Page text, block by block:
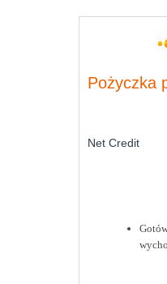
Pożyczka
Net Credit